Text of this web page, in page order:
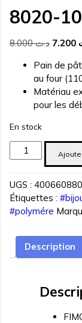
8020-10
د.ت8.000
Le
initial
était :
Pain de
au four
Matériau
pour les
En stock
quantité
de
POLYMERE
FIMO
SOFT
CITRON
UGS :
Étiquettes :
#polymére
Description